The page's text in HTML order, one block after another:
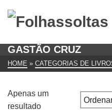
GASTÃO CRUZ
HOME » CATEGORIAS DE
Apenas um
resultado